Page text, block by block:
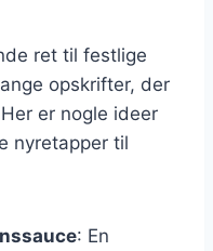
ret til festlige
opskrifter, der
er nogle ideer
nyretapper til
: En